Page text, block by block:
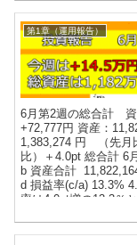
金 6月第3週 先月比 ...
第1章（運用報告）
6月第2週の総合計 資
+72,777円 資産：
1,383,274 円 （先月
比）＋4.0pt 総合計 6
b 資産合計
d 損益率(c/a) 13.3%
率は4.0pt増の13.3％
757,145 円（先月比